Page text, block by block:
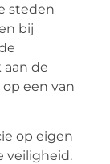
steden
bij
aan de
een van
op eigen
veiligheid.